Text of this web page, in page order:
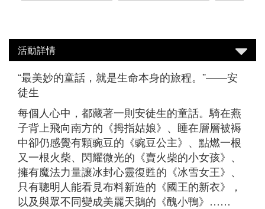
活動詳情
“最美妙的童話，就是生命本身的旅程。”——安
徒生
每個人心中，都藏著一則安徒生的童話。騎在燕
子背上飛向南方的《拇指姑娘》、睡在層層被褥
中卻仍感覺有顆豌豆的《豌豆公主》、點燃一根
又一根火柴、閃耀微光的《賣火柴的小女孩》、
擁有魔法力量讓冰封心靈復甦的《冰雪女王》、
只有聰明人能看見布料新造的《國王的新衣》，
以及與眾不同變成美麗天鵝的《醜小鴨》……